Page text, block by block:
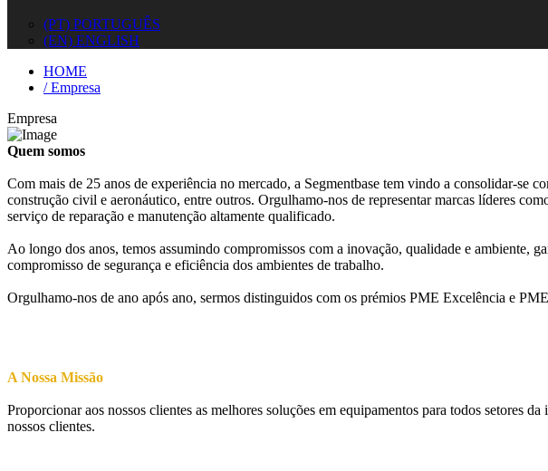
(PT) PORTUGUÊS
(EN) ENGLISH
HOME
/ Empresa
Empresa
Quem somos
Com mais de 25 anos de experiência no mercado, a Segmentbase tem vindo a consolidar-se
construção civil e aeronáutico, entre outros. Orgulhamo-nos de representar marcas líderes
serviço de reparação e manutenção altamente qualificado.
Ao longo dos anos, temos assumindo compromissos com a inovação, qualidade e ambiente,
compromisso de segurança e eficiência dos ambientes de trabalho.
Orgulhamo-nos de ano após ano, sermos distinguidos com os prémios PME Excelência e
A Nossa Missão
Proporcionar aos nossos clientes as melhores soluções em equipamentos para todos setores
nossos clientes.